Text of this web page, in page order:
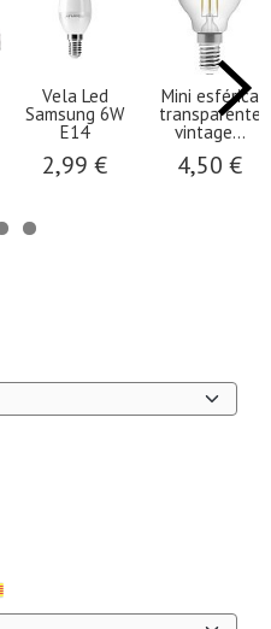
Vela Led
Samsung 6W
E14
2,99 €
Mini esférica
transparente
vintage...
4,50 €